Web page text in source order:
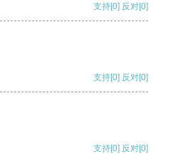
支持[0] 反对[0]
支持[0] 反对[0]
支持[0] 反对[0]